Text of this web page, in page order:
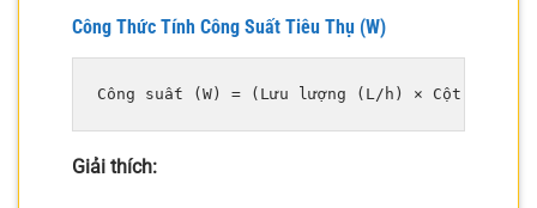
Công Thức Tính Công Suất Tiêu Thụ (W)
Giải thích: